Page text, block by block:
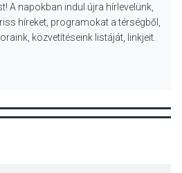
és miért
szükségünk? –
a Kacsakő
2026 AUG 06
csillagles lesz
A napokban indul újra hírlevelünk,
híreket, programokat a térségből,
közvetítéseink listáját, linkjeit.